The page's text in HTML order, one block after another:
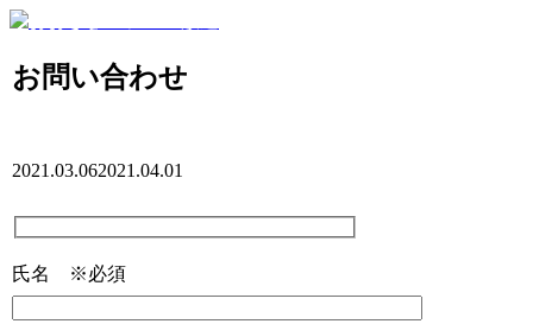
お問い合わせ
2021.03.062021.04.01
氏名 ※必須